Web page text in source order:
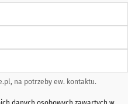
na potrzeby ew. kontaktu.